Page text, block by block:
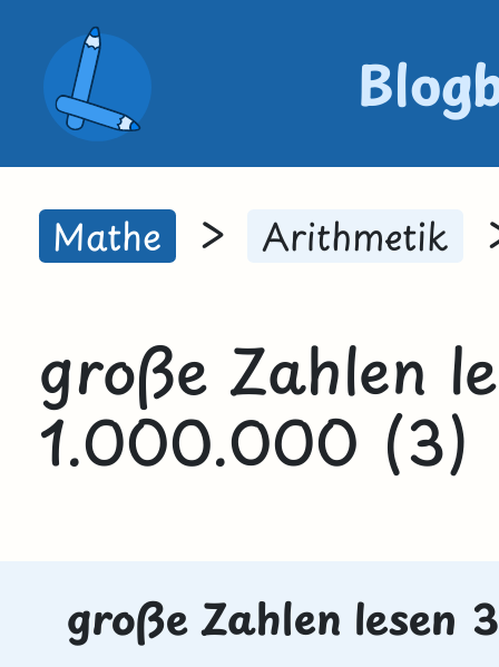
Mathe > Arithmetik
große Zahlen
1.000.000 (3)
große Zahlen lesen